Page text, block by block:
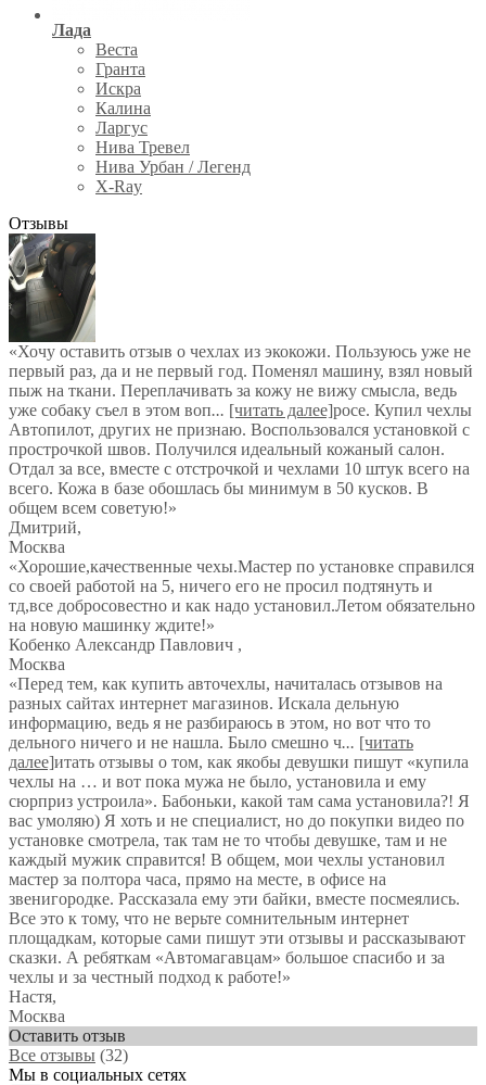
Лада
Веста
Гранта
Искра
Калина
Ларгус
Нива Тревел
Нива Урбан / Легенд
X-Ray
Отзывы
«Хочу оставить отзыв о чехлах из экокожи. Пользуюсь уже не
первый раз, да и не первый год. Поменял машину, взял новый
пыж на ткани. Переплачивать за кожу не вижу смысла, ведь
уже собаку съел в этом воп... [читать далее]росе. Купил чехлы
Автопилот, других не признаю. Воспользовался установкой с
прострочкой швов. Получился идеальный кожаный салон.
Отдал за все, вместе с отстрочкой и чехлами 10 штук всего на
всего. Кожа в базе обошлась бы минимум в 50 кусков. В
общем всем советую!»
Дмитрий,
Москва
«Хорошие,качественные чехы.Мастер по установке справился
со своей работой на 5, ничего его не просил подтянуть и
тд,все добросовестно и как надо установил.Летом обязательно
на новую машинку ждите!»
Кобенко Александр Павлович ,
Москва
«Перед тем, как купить авточехлы, начиталась отзывов на
разных сайтах интернет магазинов. Искала дельную
информацию, ведь я не разбираюсь в этом, но вот что то
дельного ничего и не нашла. Было смешно ч... [читать
далее]итать отзывы о том, как якобы девушки пишут «купила
чехлы на … и вот пока мужа не было, установила и ему
сюрприз устроила». Бабоньки, какой там сама установила?! Я
вас умоляю) Я хоть и не специалист, но до покупки видео по
установке смотрела, так там не то чтобы девушке, там и не
каждый мужик справится! В общем, мои чехлы установил
мастер за полтора часа, прямо на месте, в офисе на
звенигородке. Рассказала ему эти байки, вместе посмеялись.
Все это к тому, что не верьте сомнительным интернет
площадкам, которые сами пишут эти отзывы и рассказывают
сказки. А ребяткам «Автомагавцам» большое спасибо и за
чехлы и за честный подход к работе!»
Настя,
Москва
Оставить отзыв
Все отзывы (32)
Мы в социальных сетях